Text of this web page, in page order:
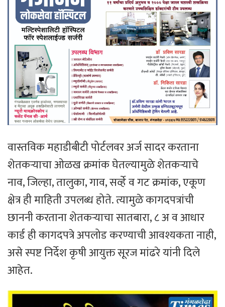
वास्तविक महाडीबीटी पोर्टलवर अर्ज सादर करताना
शेतकऱ्याचा ओळख क्रमांक घेतल्यामुळे शेतकऱ्याचे
नाव, जिल्हा, तालुका, गाव, सर्व्हे व गट क्रमांक, एकूण
क्षेत्र ही माहिती उपलब्ध होते. त्यामुळे कागदपत्रांची
छाननी करताना शेतकऱ्याचा सातबारा, ८ अ व आधार
कार्ड ही कागदपत्रे अपलोड करण्याची आवश्यकता नाही,
असे स्पष्ट निर्देश कृषी आयुक्त सूरज मांढरे यांनी दिले
आहेत.